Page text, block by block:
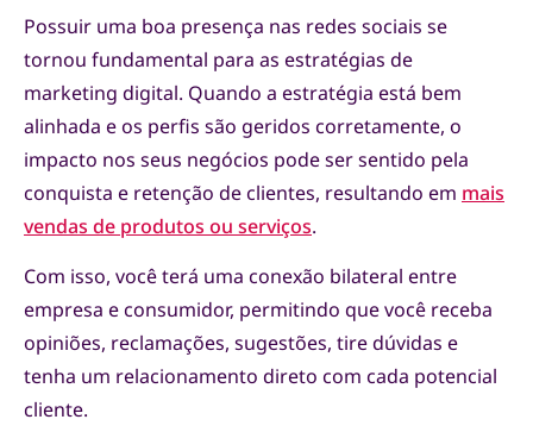
Possuir uma boa presença nas redes sociais se
tornou fundamental para as estratégias de
marketing digital. Quando a estratégia está bem
alinhada e os perfis são geridos corretamente, o
impacto nos seus negócios pode ser sentido pela
conquista e retenção de clientes, resultando em mais
vendas de produtos ou serviços.
Com isso, você terá uma conexão bilateral entre
empresa e consumidor, permitindo que você receba
opiniões, reclamações, sugestões, tire dúvidas e
tenha um relacionamento direto com cada potencial
cliente.